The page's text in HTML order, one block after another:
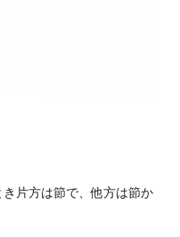
片方は節で、他方は節か